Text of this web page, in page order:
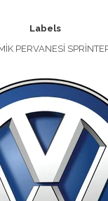
Labels
PERVANESİ